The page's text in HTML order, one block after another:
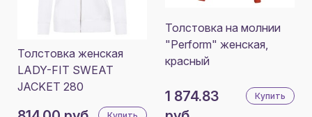
Толстовка женская
LADY-FIT SWEAT
JACKET 280
Толстовка на молнии
"Perform" женская,
красный
1 874.83
Купить